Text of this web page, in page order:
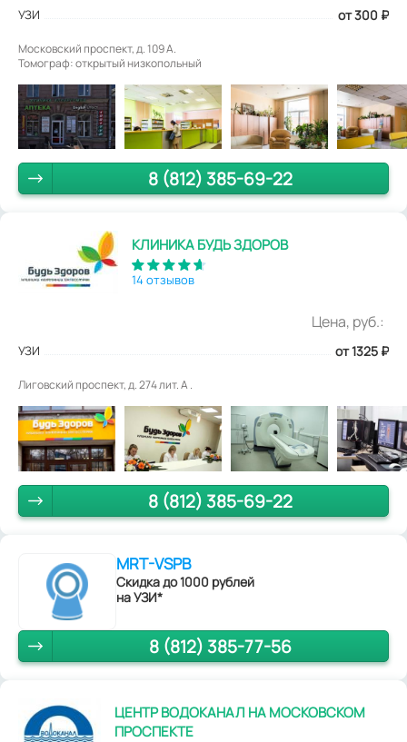
УЗИ от 300 ₽
Московский проспект, д. 109 А.
Томограф: открытый низкопольный
8 (812) 385-69-22
КЛИНИКА БУДЬ ЗДОРОВ
14 отзывов
Цена, руб.:
УЗИ от 1325 ₽
Лиговский проспект, д. 274 лит. А .
8 (812) 385-69-22
MRT-VSPB
Скидка до 1000 рублей
на УЗИ*
8 (812) 385-77-56
ЦЕНТР ВОДОКАНАЛ НА МОСКОВСКОМ
ПРОСПЕКТЕ